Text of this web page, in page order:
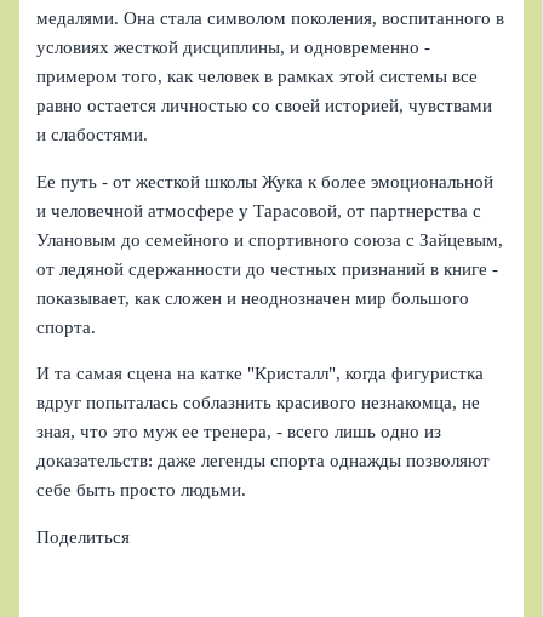
медалями. Она стала символом поколения, воспитанного в
условиях жесткой дисциплины, и одновременно -
примером того, как человек в рамках этой системы все
равно остается личностью со своей историей, чувствами
и слабостями.
Ее путь - от жесткой школы Жука к более эмоциональной
и человечной атмосфере у Тарасовой, от партнерства с
Улановым до семейного и спортивного союза с Зайцевым,
от ледяной сдержанности до честных признаний в книге -
показывает, как сложен и неоднозначен мир большого
спорта.
И та самая сцена на катке "Кристалл", когда фигуристка
вдруг попыталась соблазнить красивого незнакомца, не
зная, что это муж ее тренера, - всего лишь одно из
доказательств: даже легенды спорта однажды позволяют
себе быть просто людьми.
Поделиться